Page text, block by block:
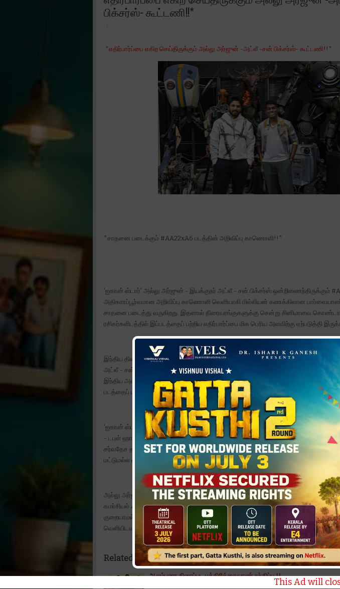
பிக்சர்ஸ்- கூட்டணி!!*
*எதிர்பார்ப்பை எகிற செய்திருக்கும் அல்லு அர்ஜுன் -அட்லீ -சன் பிக்சர்ஸ்- கூட்டணி!!*
*சாதனை படைக்கும் #AA22xA6 படத்தின் அறிவிப்பு காணொளி!!*
'ஐகான் ஸ்டார்' அல்லு அர்ஜுன் - இயக்குநர் அட்லீ - சன் பிக்சர்ஸ் ஒன்றிணைந்திருக்கும்
அதிகாரப்பூர்வமான அறிவிப்பு காணொளி வெளியாகி மில்லியன் கணக்கிலான
சாதனை படைத்து வருகிறது. இதனால் திரையரங்குகளுக்கு சென்று சினிமாவை
ரசிகர்களிடத்தில் இப்படத்தைப் பற்றிய எதிர்பார்ப்பை மிக பெரிய அளவிற்கு ஏற்படுத்தி
இந்திய திரையுலகில் பிரம்மாண்டமான சரித்திர வெற்றிகளை தொடர்ச்சியாக பதிவு செய்து
அட்லீ - சன் பிக்சர்ஸ் கூட்டணி #AA22xA6 எனும் திரைப்படத்தில்
இந்திய அளவில் மட்டுமல்லாமல் சர்வதேச அளவிலான சினிமா ரசிகர்களிடத்தில் பெரும்
படத்தைப் பற்றிய அப்டேட்டை தெரிந்து கொள்வதில் ரசிகர்கள் அதீத ஆர்வத்துடன்
'ஐகான் ஸ்டார் ' அல்லு அர்ஜுனின் வசீகரிக்கும் திரைத் தோற்றம் - பிரம்மாண்டத்தின்
- டபுள் ஹாட்ரிக் படைப்பாளி அட்லீ என தனித்துவமான சாதனையாளர்கள்
சர்வதேச தரத்திலான VFX தொழில்நுட்பத்துடன் தயாராகி வருகிறது. இந்த வெற்றியைக்
மட்டுமல்ல ஒட்டுமொத்த இந்திய திரை உலகமும் உத்வேகத்துடன் காத்திருக்கிறது.
அல்லு அர்ஜுனின் ரசிகர்கள் - அட்லீயின் ரசிகர்கள்- சன் பிக்சர்ஸ் நிறுவனத்தின் சர்வதேச
கமர்சியல் ஃபிலிம் ரசிகர்கள்- ஆக்ஷன் ஃபிலிம் ரசிகர்கள் - என அனைத்து தரப்பு
குறையாமல் காத்திருக்கிறார்கள். இதனை உணர்ந்து கொண்ட படக் குழுவினரும் படத்தைப்
வெளியிடவுள்ளனர்.
Related Posts:
ஆலம்பனா திரைப்பட பத்திரிக்கையாளர் சந்திப்பு !!
ஆலம்பனா திரைப்பட பத்திரிக்கையாளர் சந்திப்பு !!KJR Studios
This Ad will